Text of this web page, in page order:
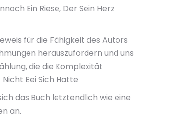
Ein Riese, Der Sein Herz
für die Fähigkeit des Autors
herauszufordern und uns
die die Komplexität
Bei Sich Hatte
das Buch letztendlich wie eine
an.